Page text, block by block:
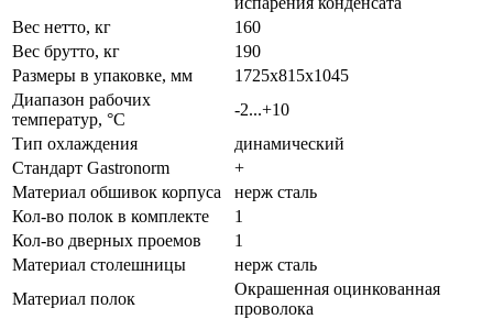
Вес нетто, кг
160
Вес брутто, кг
190
Размеры в упаковке, мм
1725x815x1045
Диапазон рабочих
температур, °C
-2...+10
Тип охлаждения
динамический
Стандарт Gastronorm
+
Материал обшивок корпуса
нерж сталь
Кол-во полок в комплекте
1
Кол-во дверных проемов
1
Материал столешницы
нерж сталь
Материал полок
Окрашенная оцинкованная
проволока